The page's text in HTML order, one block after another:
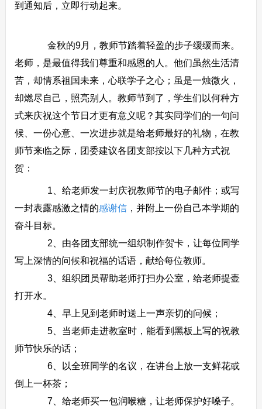
到通知后，立即行动起来。
金秋的9月，教师节踏着轻盈的步子缓缓而来。
老师，是最值得我们尊重和感恩的人。他们虽然生活清
苦，却情系祖国未来，心联学子之心；虽是一烛微火，
却燃尽自己，照亮别人。教师节到了，学生们以何种方
式来庆祝这个节日才更有意义呢？其实同学们的一句问
候、一份心意、一次进步就是给老师最好的礼物，在教
师节来临之际，团委建议各团支部按以下几种方式祝
贺：
1、给老师发一封庆祝教师节的电子邮件；或写
一封表露感激之情的感谢信，并附上一份自己本学期的
奋斗目标。
2、由各团支部统一组织制作贺卡，让每位同学
写上深情的问候和祝福的话语，献给每位教师。
3、组织团员帮助老师打扫办公室，给老师提壶
打开水。
4、早上见到老师时送上一声亲切的问候；
5、当老师走进教室时，能看到黑板上写的祝教
师节快乐的话；
6、以全班同学的名议，在讲台上放一支鲜花或
倒上一杯茶；
7、给老师买一包润喉糖，让老师保护好嗓子。